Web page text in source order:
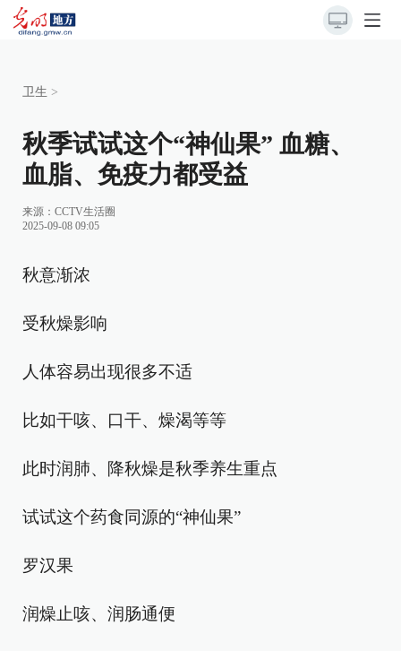
卫生 >
秋季试试这个“神仙果” 血糖、
血脂、免疫力都受益
来源： CCTV生活圈
2025-09-08 09:05
秋意渐浓
受秋燥影响
人体容易出现很多不适
比如干咳、口干、燥渴等等
此时润肺、降秋燥是秋季养生重点
试试这个药食同源的“神仙果”
罗汉果
润燥止咳、润肠通便